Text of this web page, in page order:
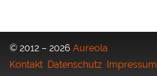
© 2012 – 2026 Aureola
Kontakt Datenschutz Impressum